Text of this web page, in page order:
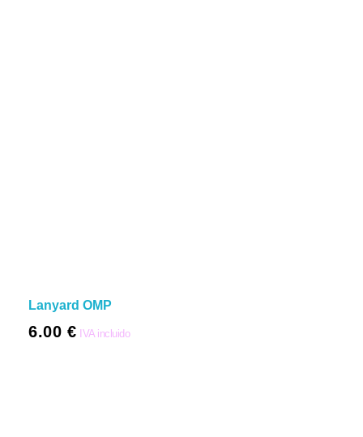
Lanyard OMP
6.00 € IVA incluido